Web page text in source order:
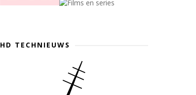
HD TECHNIEUWS